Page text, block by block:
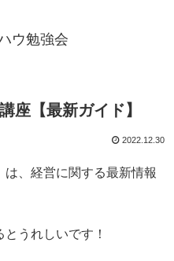
ウ勉強会
座【最新ガイド】
2022.12.30
は、経営に関する最新情報
うれしいです！